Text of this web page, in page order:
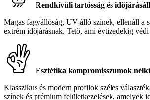
Rendkívüli tartósság és
Magas fagyállóság, UV-álló színek, ellenáll a
extrém időjárásnak. Tető, ami évtizedekig védi
Esztétika kompromisszumok
Klasszikus és modern profilok széles
színek és prémium felületkezelések, amelyek